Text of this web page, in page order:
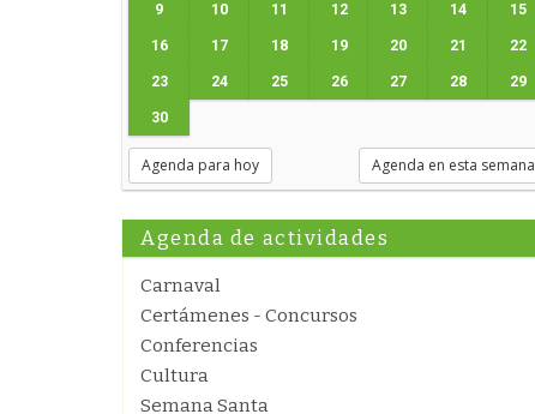
9 10 11 12 13 14 15
16 17 18 19 20 21 22
23 24 25 26 27 28 29
30
Agenda para hoy Agenda en esta semana
Agenda de actividades
Carnaval
Certámenes - Concursos
Conferencias
Cultura
Semana Santa